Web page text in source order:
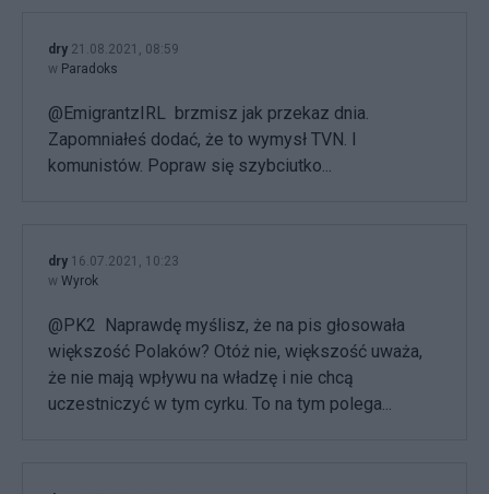
dry 21.08.2021, 08:59
w Paradoks
@EmigrantzIRL brzmisz jak przekaz dnia.
Zapomniałeś dodać, że to wymysł TVN. I
komunistów. Popraw się szybciutko...
dry 16.07.2021, 10:23
w Wyrok
@PK2 Naprawdę myślisz, że na pis głosowała
większość Polaków? Otóż nie, większość uważa,
że nie mają wpływu na władzę i nie chcą
uczestniczyć w tym cyrku. To na tym polega...